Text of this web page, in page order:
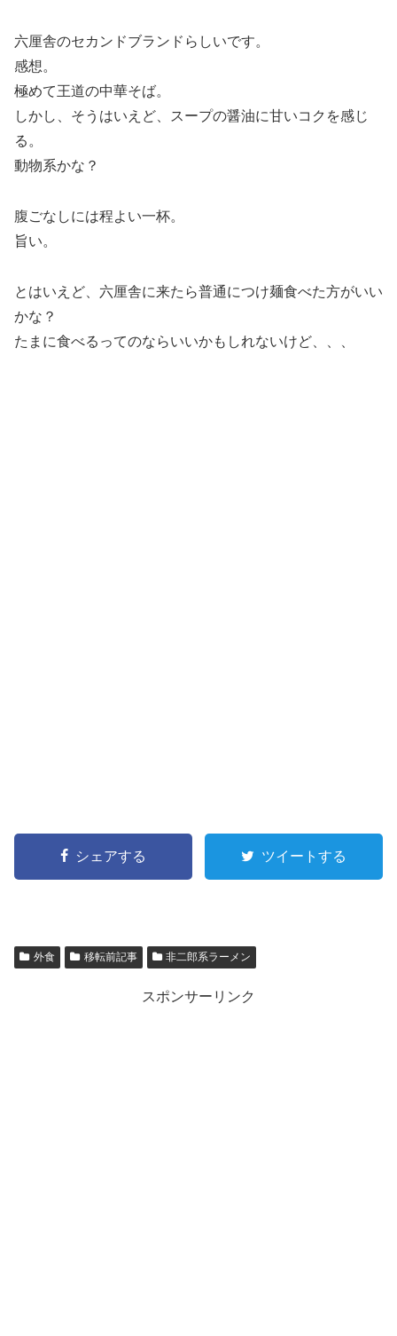
六厘舎のセカンドブランドらしいです。
感想。
極めて王道の中華そば。
しかし、そうはいえど、スープの醤油に甘いコクを感じ
る。
動物系かな？
腹ごなしには程よい一杯。
旨い。
とはいえど、六厘舎に来たら普通につけ麺食べた方がいい
かな？
たまに食べるってのならいいかもしれないけど、、、
シェアする ツイートする
外食 移転前記事 非二郎系ラーメン
スポンサーリンク